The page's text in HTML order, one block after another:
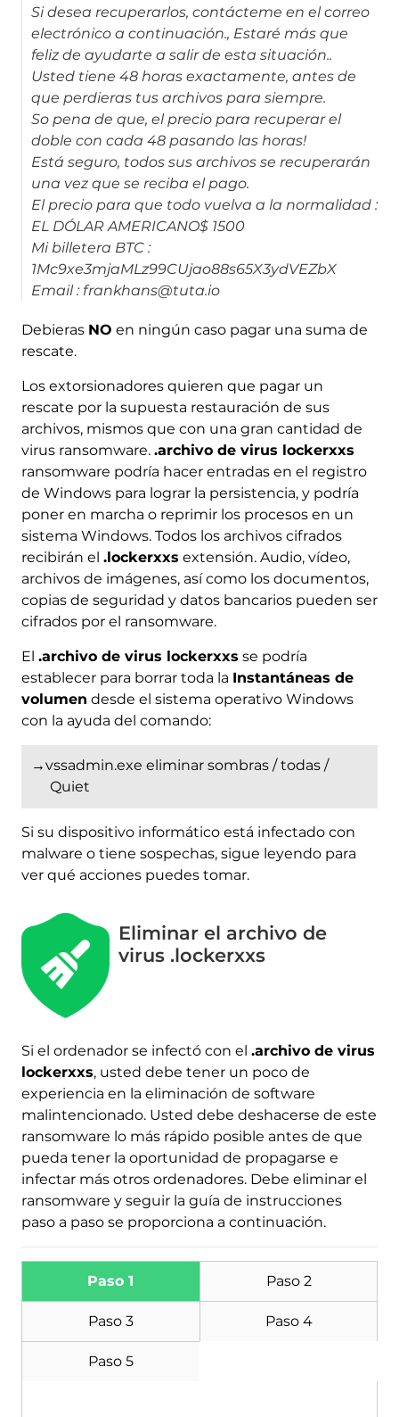
Si desea recuperarlos, contácteme en el correo
electrónico a continuación., Estaré más que
feliz de ayudarte a salir de esta situación..
Usted tiene 48 horas exactamente, antes de
que perdieras tus archivos para siempre.
So pena de que, el precio para recuperar el
doble con cada 48 pasando las horas!
Está seguro, todos sus archivos se recuperarán
una vez que se reciba el pago.
El precio para que todo vuelva a la normalidad :
EL DÓLAR AMERICANO$ 1500
Mi billetera BTC :
1Mc9xe3mjaMLz99CUjao88s65X3ydVEZbX
Email : frankhans@tuta.io
Debieras NO en ningún caso pagar una suma de
rescate.
Los extorsionadores quieren que pagar un
rescate por la supuesta restauración de sus
archivos, mismos que con una gran cantidad de
virus ransomware. .archivo de virus lockerxxs
ransomware podría hacer entradas en el registro
de Windows para lograr la persistencia, y podría
poner en marcha o reprimir los procesos en un
sistema Windows. Todos los archivos cifrados
recibirán el .lockerxxs extensión. Audio, vídeo,
archivos de imágenes, así como los documentos,
copias de seguridad y datos bancarios pueden ser
cifrados por el ransomware.
El .archivo de virus lockerxxs se podría
establecer para borrar toda la Instantáneas de
volumen desde el sistema operativo Windows
con la ayuda del comando:
→vssadmin.exe eliminar sombras / todas /
Quiet
Si su dispositivo informático está infectado con
malware o tiene sospechas, sigue leyendo para
ver qué acciones puedes tomar.
Eliminar el archivo de
virus .lockerxxs
Si el ordenador se infectó con el .archivo de virus
lockerxxs, usted debe tener un poco de
experiencia en la eliminación de software
malintencionado. Usted debe deshacerse de este
ransomware lo más rápido posible antes de que
pueda tener la oportunidad de propagarse e
infectar más otros ordenadores. Debe eliminar el
ransomware y seguir la guía de instrucciones
paso a paso se proporciona a continuación.
Paso 1 Paso 2
Paso 3 Paso 4
Paso 5
Descargar
Herramienta de
eliminación de software
malintencionado